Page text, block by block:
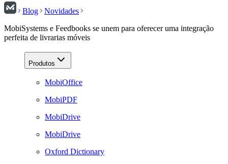
Blog
Novidades
MobiSystems e Feedbooks se unem para oferecer uma integração
perfeita de livrarias móveis
Produtos
MobiOffice
MobiPDF
MobiDrive
MobiDrive
Oxford Dictionary